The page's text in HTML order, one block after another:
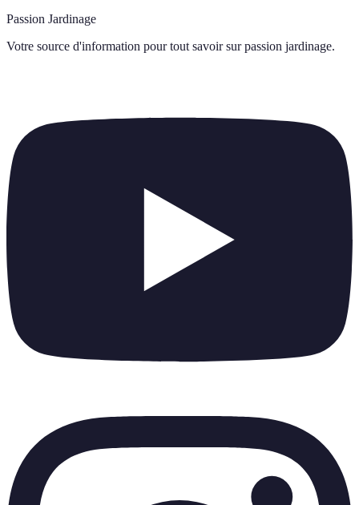
Passion Jardinage
Votre source d'information pour tout savoir sur passion jardinage.